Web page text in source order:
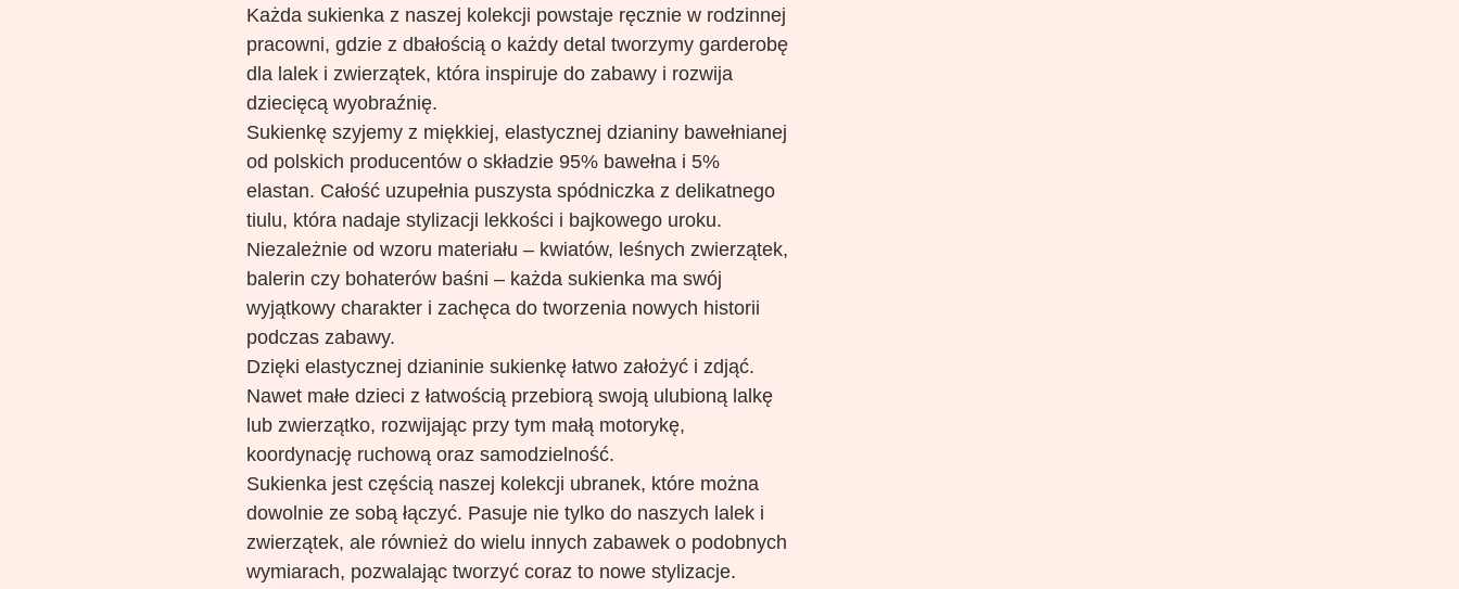
Każda sukienka z naszej kolekcji powstaje ręcznie w rodzinnej
pracowni, gdzie z dbałością o każdy detal tworzymy garderobę
dla lalek i zwierzątek, która inspiruje do zabawy i rozwija
dziecięcą wyobraźnię.
Sukienkę szyjemy z miękkiej, elastycznej dzianiny bawełnianej
od polskich producentów o składzie 95% bawełna i 5%
elastan. Całość uzupełnia puszysta spódniczka z delikatnego
tiulu, która nadaje stylizacji lekkości i bajkowego uroku.
Niezależnie od wzoru materiału – kwiatów, leśnych zwierzątek,
balerin czy bohaterów baśni – każda sukienka ma swój
wyjątkowy charakter i zachęca do tworzenia nowych historii
podczas zabawy.
Dzięki elastycznej dzianinie sukienkę łatwo założyć i zdjąć.
Nawet małe dzieci z łatwością przebiorą swoją ulubioną lalkę
lub zwierzątko, rozwijając przy tym małą motorykę,
koordynację ruchową oraz samodzielność.
Sukienka jest częścią naszej kolekcji ubranek, które można
dowolnie ze sobą łączyć. Pasuje nie tylko do naszych lalek i
zwierzątek, ale również do wielu innych zabawek o podobnych
wymiarach, pozwalając tworzyć coraz to nowe stylizacje.